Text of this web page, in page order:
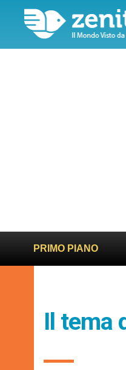
PRIMO PIANO
più sano e giusto
Il tema